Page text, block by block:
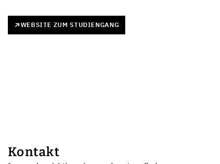
WEBSITE ZUM STUDIENGANG
Kontakt